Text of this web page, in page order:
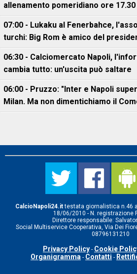
allenamento pomeridiano ore 17.30
07:00 - Lukaku al Fenerbahce,
turchi: Big Rom è amico del
06:30 - Calciomercato Napoli,
cambia tutto: un'uscita può saltare
06:00 - Pruzzo: "Inter e Napoli
Milan. Ma non dimentichiamo il
CalcioNapoli24.ittestata giornalistica n.46
18/06/2010 - N. registrazione
Direttore responsabile:
Social Multiservice Cooperativa, Via Dei
08796131210
Privacy Policy - Cookie
Organigramma - Contatti -